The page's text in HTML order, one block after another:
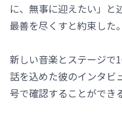
に、無事に迎えたい」と
最善を尽くすと約束した。
新しい音楽とステージで
話を込めた彼のインタビ
号で確認することができ